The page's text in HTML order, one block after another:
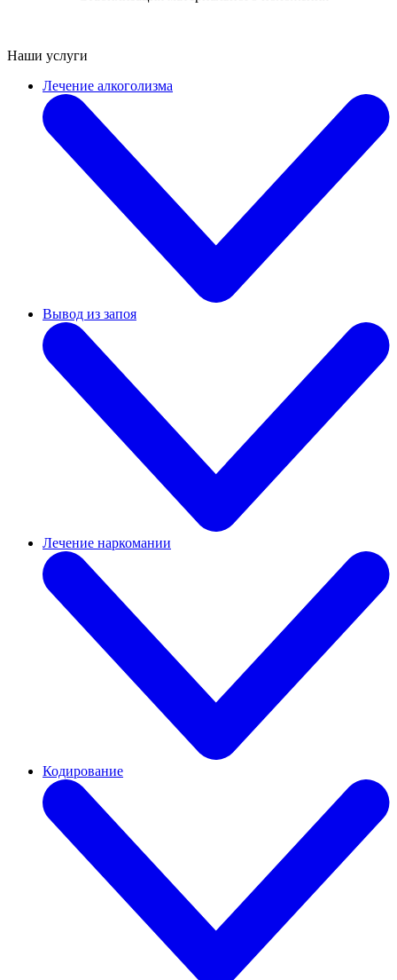
Наши услуги
Лечение алкоголизма
Вывод из запоя
Лечение наркомании
Кодирование